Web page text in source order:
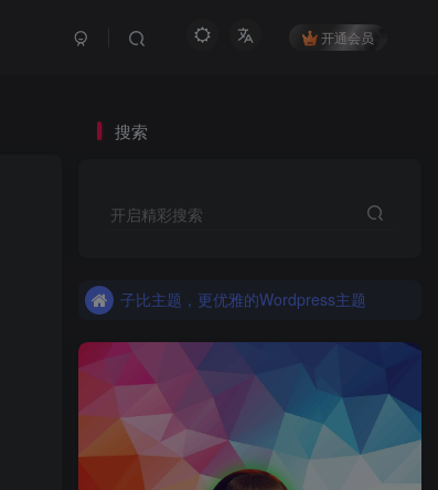
开通会员
搜索
开启精彩搜索
子比主题，更优雅的Wordpress主题
子比主题，更优雅的Wordpress主题